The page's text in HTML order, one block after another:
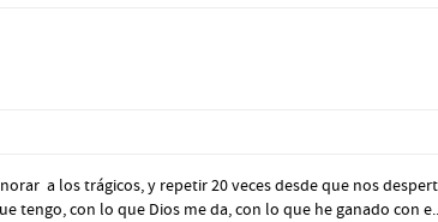
a los trágicos, y repetir 20 veces desde que nos
tengo, con lo que Dios me da, con lo que he ganado con